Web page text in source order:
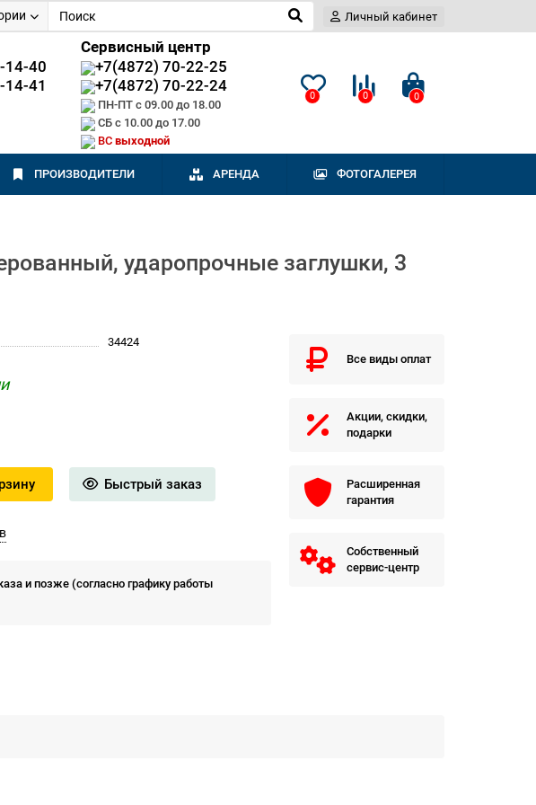
Личный кабинет
14-40
14-41
Сервисный центр
+7(4872) 70-22-25
+7(4872) 70-22-24
ПН-ПТ с 09.00 до 18.00
СБ с 10.00 до 17.00
ВС выходной
0 0 0
ПРОИЗВОДИТЕЛИ АРЕНДА ФОТОГАЛЕРЕЯ
ударопрочные заглушки, 3
34424
Быстрый заказ
и позже (согласно графику работы
Все виды оплат
Акции, скидки,
подарки
Расширенная
гарантия
Собственный
сервис-центр